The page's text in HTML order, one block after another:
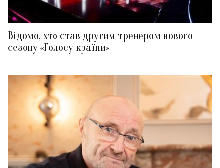
Відомо, хто став другим тренером нового
сезону «Голосу країни»